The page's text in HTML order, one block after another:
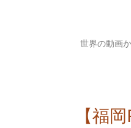
世界の動画
【福